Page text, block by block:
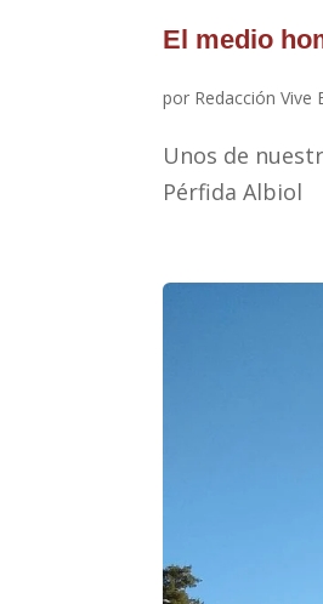
El medio
por Redacción Vive
Unos de
Pérfida Albiol